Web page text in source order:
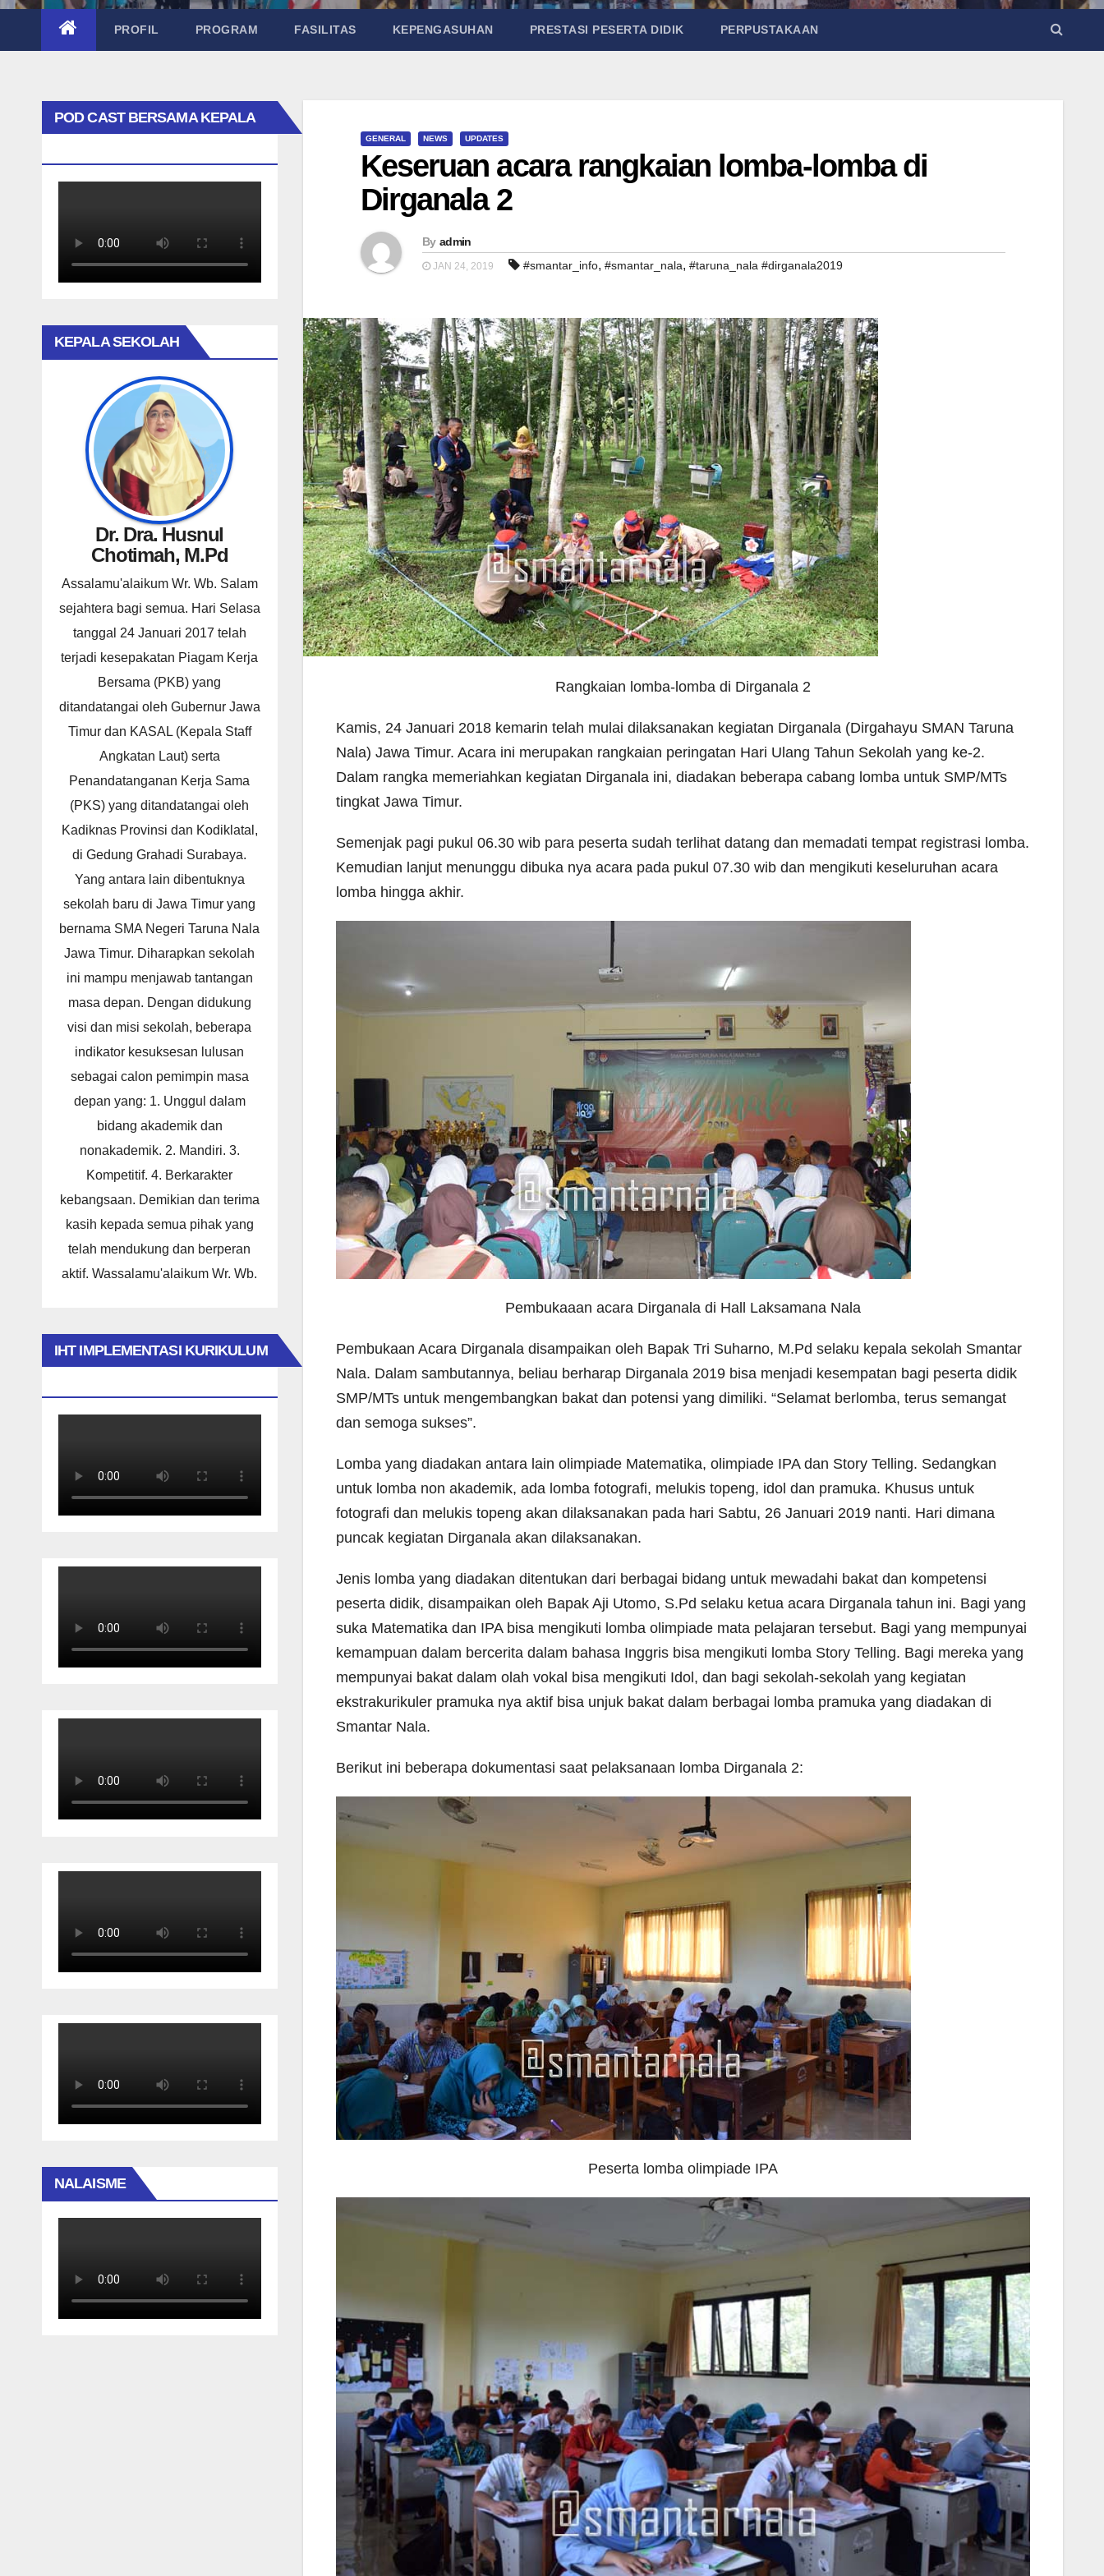
PROFIL PROGRAM FASILITAS KEPENGASUHAN PRESTASI PESERTA DIDIK PERPUSTAKAAN
POD CAST BERSAMA KEPALA
KEPALA SEKOLAH
Dr. Dra. Husnul
Chotimah, M.Pd
Assalamu'alaikum Wr. Wb. Salam
sejahtera bagi semua. Hari Selasa
tanggal 24 Januari 2017 telah
terjadi kesepakatan Piagam Kerja
Bersama (PKB) yang
ditandatangai oleh Gubernur Jawa
Timur dan KASAL (Kepala Staff
Angkatan Laut) serta
Penandatanganan Kerja Sama
(PKS) yang ditandatangai oleh
Kadiknas Provinsi dan Kodiklatal,
di Gedung Grahadi Surabaya.
Yang antara lain dibentuknya
sekolah baru di Jawa Timur yang
bernama SMA Negeri Taruna Nala
Jawa Timur. Diharapkan sekolah
ini mampu menjawab tantangan
masa depan. Dengan didukung
visi dan misi sekolah, beberapa
indikator kesuksesan lulusan
sebagai calon pemimpin masa
depan yang: 1. Unggul dalam
bidang akademik dan
nonakademik. 2. Mandiri. 3.
Kompetitif. 4. Berkarakter
kebangsaan. Demikian dan terima
kasih kepada semua pihak yang
telah mendukung dan berperan
aktif. Wassalamu'alaikum Wr. Wb.
IHT IMPLEMENTASI KURIKULUM
NALAISME
GENERAL NEWS UPDATES
Keseruan acara rangkaian lomba-lomba di
Dirganala 2
By admin
JAN 24, 2019 #smantar_info, #smantar_nala, #taruna_nala #dirganala2019
Rangkaian lomba-lomba di Dirganala 2
Kamis, 24 Januari 2018 kemarin telah mulai dilaksanakan kegiatan Dirganala (Dirgahayu SMAN Taruna
Nala) Jawa Timur. Acara ini merupakan rangkaian peringatan Hari Ulang Tahun Sekolah yang ke-2.
Dalam rangka memeriahkan kegiatan Dirganala ini, diadakan beberapa cabang lomba untuk SMP/MTs
tingkat Jawa Timur.
Semenjak pagi pukul 06.30 wib para peserta sudah terlihat datang dan memadati tempat registrasi lomba.
Kemudian lanjut menunggu dibuka nya acara pada pukul 07.30 wib dan mengikuti keseluruhan acara
lomba hingga akhir.
Pembukaaan acara Dirganala di Hall Laksamana Nala
Pembukaan Acara Dirganala disampaikan oleh Bapak Tri Suharno, M.Pd selaku kepala sekolah Smantar
Nala. Dalam sambutannya, beliau berharap Dirganala 2019 bisa menjadi kesempatan bagi peserta didik
SMP/MTs untuk mengembangkan bakat dan potensi yang dimiliki. “Selamat berlomba, terus semangat
dan semoga sukses”.
Lomba yang diadakan antara lain olimpiade Matematika, olimpiade IPA dan Story Telling. Sedangkan
untuk lomba non akademik, ada lomba fotografi, melukis topeng, idol dan pramuka. Khusus untuk
fotografi dan melukis topeng akan dilaksanakan pada hari Sabtu, 26 Januari 2019 nanti. Hari dimana
puncak kegiatan Dirganala akan dilaksanakan.
Jenis lomba yang diadakan ditentukan dari berbagai bidang untuk mewadahi bakat dan kompetensi
peserta didik, disampaikan oleh Bapak Aji Utomo, S.Pd selaku ketua acara Dirganala tahun ini. Bagi yang
suka Matematika dan IPA bisa mengikuti lomba olimpiade mata pelajaran tersebut. Bagi yang mempunyai
kemampuan dalam bercerita dalam bahasa Inggris bisa mengikuti lomba Story Telling. Bagi mereka yang
mempunyai bakat dalam olah vokal bisa mengikuti Idol, dan bagi sekolah-sekolah yang kegiatan
ekstrakurikuler pramuka nya aktif bisa unjuk bakat dalam berbagai lomba pramuka yang diadakan di
Smantar Nala.
Berikut ini beberapa dokumentasi saat pelaksanaan lomba Dirganala 2:
Peserta lomba olimpiade IPA